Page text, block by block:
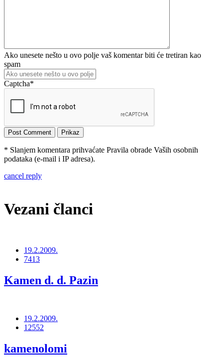
Ako unesete nešto u ovo polje vaš komentar biti će tretiran kao
spam
Captcha*
* Slanjem komentara prihvaćate Pravila obrade Vaših osobnih
podataka (e-mail i IP adresa).
cancel reply
Vezani članci
19.2.2009.
7413
Kamen d. d. Pazin
19.2.2009.
12552
kamenolomi